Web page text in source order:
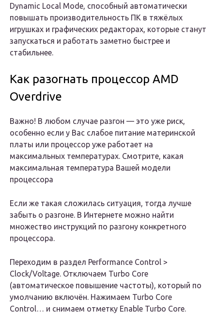
Dynamic Local Mode, способный автоматически
повышать производительность ПК в тяжёлых
игрушках и графических редакторах, которые станут
запускаться и работать заметно быстрее и
стабильнее.
Как разогнать процессор AMD
Overdrive
Важно! В любом случае разгон — это уже риск,
особенно если у Вас слабое питание материнской
платы или процессор уже работает на
максимальных температурах. Смотрите, какая
максимальная температура Вашей модели
процессора
Если же такая сложилась ситуация, тогда лучше
забыть о разгоне. В Интернете можно найти
множество инструкций по разгону конкретного
процессора.
Переходим в раздел Performance Control >
Clock/Voltage. Отключаем Turbo Core
(автоматическое повышение частоты), который по
умолчанию включён. Нажимаем Turbo Core
Control… и снимаем отметку Enable Turbo Core.